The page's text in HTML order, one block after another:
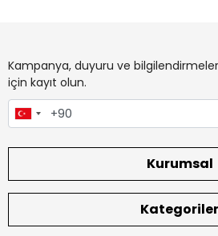
Kampanya, duyuru ve
için kayıt olun.
Kurumsal
Kategoriler